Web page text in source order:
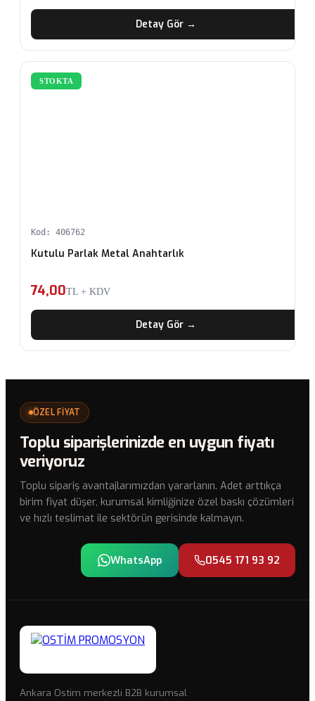
Detay Gör →
STOKTA
Kod: 406762
Kutulu Parlak Metal Anahtarlık
74,00TL + KDV
Detay Gör →
ÖZEL FİYAT
Toplu siparişlerinizde en uygun fiyatı
veriyoruz
Toplu sipariş avantajlarımızdan yararlanın. Adet arttıkça
birim fiyat düşer, kurumsal kimliğinize özel baskı çözümleri
ve hızlı teslimat ile sektörün gerisinde kalmayın.
WhatsApp 0545 171 93 92
Ankara Ostim merkezli B2B kurumsal